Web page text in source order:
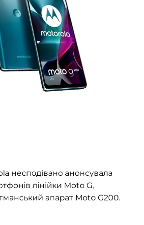
несподівано анонсувала
лінійки Moto G,
апарат Moto G200.